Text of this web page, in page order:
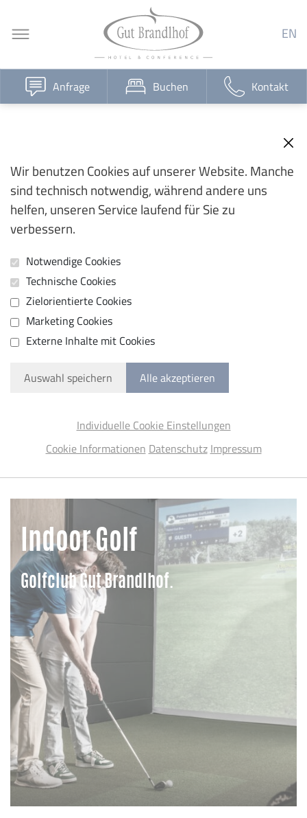
Wir benutzen Cookies auf unserer Website. Manche
sind technisch notwendig, während andere uns
helfen, unseren Service laufend für Sie zu
verbessern.
Notwendige Cookies
Technische Cookies
Zielorientierte Cookies
Marketing Cookies
Externe Inhalte mit Cookies
Auswahl speichern Alle akzeptieren
Individuelle Cookie Einstellungen
Cookie Informationen Datenschutz Impressum
Anfrage Buchen Kontakt
EN
Indoor Golf
Golfclub Gut Brandlhof.